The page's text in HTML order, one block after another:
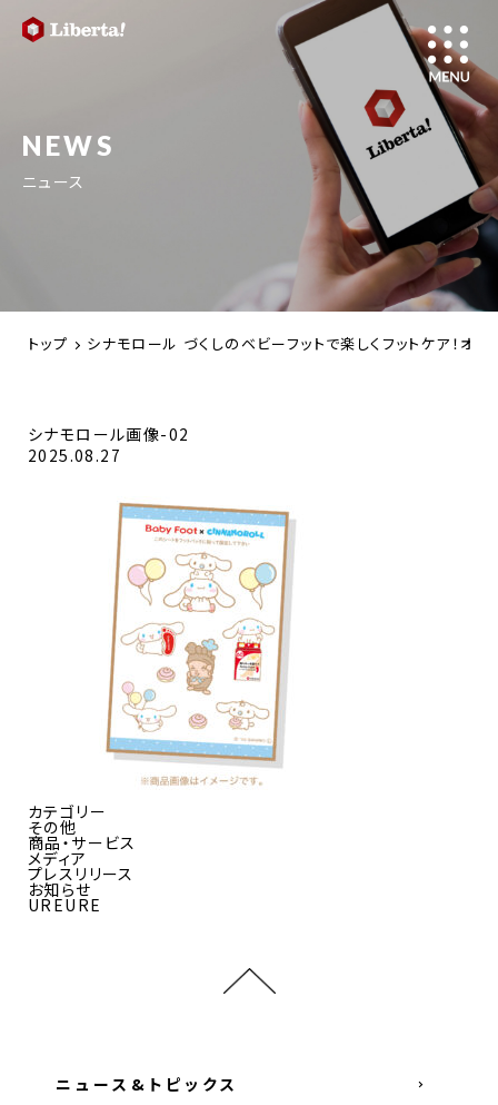
NEWS
ニュース
トップ シナモロール づくしのベビーフットで楽しくフットケア！
シナモロール画像-02
2025.08.27
カテゴリー
その他
商品・サービス
メディア
プレスリリース
お知らせ
UREURE
ニュース&トピックス